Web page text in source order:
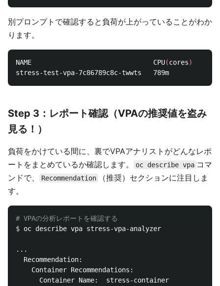
別プロンプトで確認すると負荷が上がっていることがわか
ります。
NAME                               CPU(cores)
Step 3：レポート確認（VPAの推奨値を盗み
見る！）
負荷をかけている間に、裏でVPAアナリストがどんなレポ
ートをまとめているか確認します。
oc describe vpa コマ
ンドで、
Recommendation
（推奨）セクションに注目しま
す。
# VPAの分析レポートを確認する
$ oc describe vpa stress-vpa-analyzer
...
  Recommendation:
    Container Recommendations:
      Container Name:  stress-container